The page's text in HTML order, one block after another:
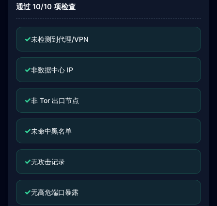
通过 10/10 项检查
✓未检测到代理/VPN
✓非数据中心 IP
✓非 Tor 出口节点
✓未命中黑名单
✓无攻击记录
✓无高危端口暴露